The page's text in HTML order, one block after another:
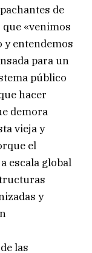
de
«venimos
y entendemos
para un
público
hacer
demora
vieja y
el
escala global
y
las